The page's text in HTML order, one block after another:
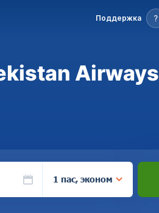
Поддержка
Airways
1 пас, эконом